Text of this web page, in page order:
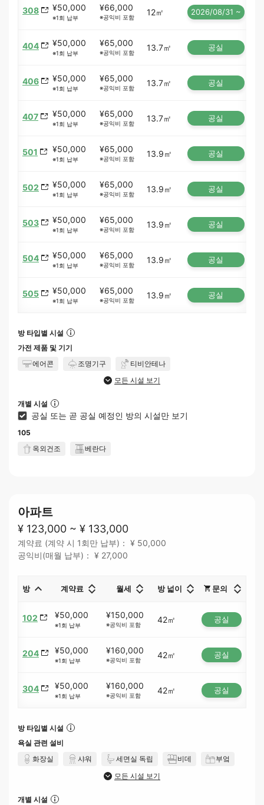
308 ¥50,000
※1회 납부
¥66,000
※공익비 포함 12㎡ 2026/08/31 ~
404 ¥50,000
※1회 납부
¥65,000
※공익비 포함 13.7㎡ 공실
406 ¥50,000
※1회 납부
¥65,000
※공익비 포함 13.7㎡ 공실
407 ¥50,000
※1회 납부
¥65,000
※공익비 포함 13.7㎡ 공실
501 ¥50,000
※1회 납부
¥65,000
※공익비 포함 13.9㎡ 공실
502 ¥50,000
※1회 납부
¥65,000
※공익비 포함 13.9㎡ 공실
503 ¥50,000
※1회 납부
¥65,000
※공익비 포함 13.9㎡ 공실
504 ¥50,000
※1회 납부
¥65,000
※공익비 포함 13.9㎡ 공실
505 ¥50,000
※1회 납부
¥65,000
※공익비 포함 13.9㎡ 공실
방 타입별 시설
가전 제품 및 기기
에어콘
조명기구 티비안테나
모든 시설 보기
개별 시설
공실 또는 곧 공실 예정인 방의 시설만 보기
105
옥외건조
베란다
아파트
¥ 123,000 ~ ¥ 133,000
계약료 (계약 시 1회만 납부)： ¥ 50,000
공익비(매월 납부)： ¥ 27,000
방 계약료 월세 방 넓이 문의
102 ¥50,000
※1회 납부
¥150,000
※공익비 포함 42㎡ 공실
204 ¥50,000
※1회 납부
¥160,000
※공익비 포함 42㎡ 공실
304 ¥50,000
※1회 납부
¥160,000
※공익비 포함 42㎡ 공실
방 타입별 시설
욕실 관련 설비
화장실
샤워 세면실 독립 비데 부엌
모든 시설 보기
개별 시설